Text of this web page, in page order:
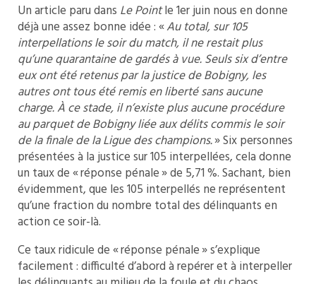
Un article paru dans Le Pointle 1er juin nous en donne
déjà une assez bonne idée : «Au total, sur 105
interpellations le soir du match, il ne restait plus
qu’une quarantaine de gardés à vue. Seuls six d’entre
eux ont été retenus par la justice de Bobigny, les
autres ont tous été remis en liberté sans aucune
charge. À ce stade, il n’existe plus aucune procédure
au parquet de Bobigny liée aux délits commis le soir
de la finale de la Ligue des champions.» Six personnes
présentées à la justice sur 105 interpellées, cela donne
un taux de « réponse pénale » de 5,71 %. Sachant, bien
évidemment, que les 105 interpellés ne représentent
qu’une fraction du nombre total des délinquants en
action ce soir-là.
Ce taux ridicule de « réponse pénale » s’explique
facilement : difficulté d’abord à repérer et à interpeller